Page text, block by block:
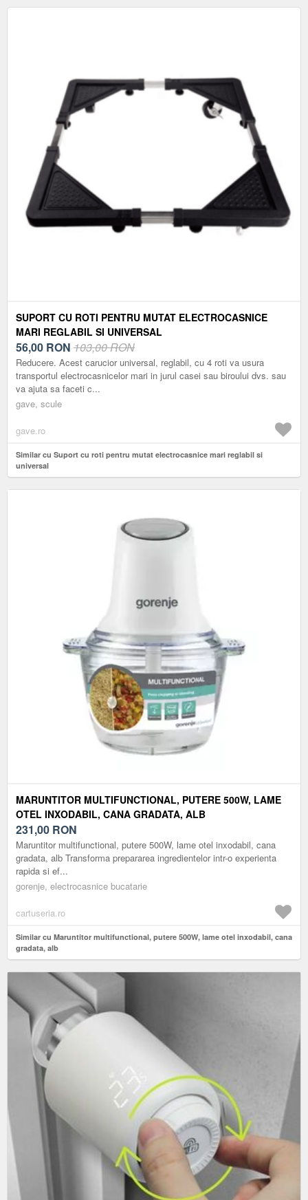
SUPORT CU ROTI PENTRU MUTAT ELECTROCASNICE
MARI REGLABIL SI UNIVERSAL
56,00 RON 103,00 RON
Reducere. Acest carucior universal, reglabil, cu 4 roti va usura
transportul electrocasnicelor mari in jurul casei sau biroului dvs. sau
va ajuta sa faceti c...
gave, scule
gave.ro
Similar cu Suport cu roti pentru mutat electrocasnice mari reglabil si
universal
MARUNTITOR MULTIFUNCTIONAL, PUTERE 500W, LAME
OTEL INXODABIL, CANA GRADATA, ALB
231,00 RON
Maruntitor multifunctional, putere 500W, lame otel inxodabil, cana
gradata, alb Transforma prepararea ingredientelor intr-o experienta
rapida si ef...
gorenje, electrocasnice bucatarie
cartuseria.ro
Similar cu Maruntitor multifunctional, putere 500W, lame otel inxodabil, cana
gradata, alb